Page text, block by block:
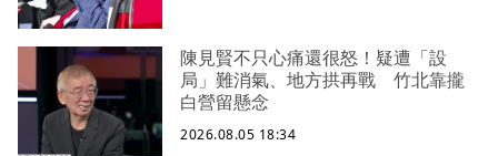
陳見賢不只心痛還很怒！疑遭「設
局」難消氣、地方拱再戰 竹北靠攏
白營留懸念
2026.08.05 18:34